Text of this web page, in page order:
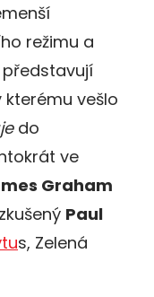
režimu a
kterému vešlo
do
ve
Graham
Paul
s, Zelená